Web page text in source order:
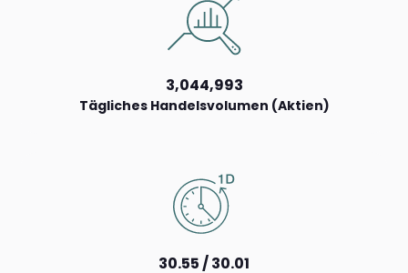
3,044,993
Tägliches Handelsvolumen (Aktien)
30.55 / 30.01